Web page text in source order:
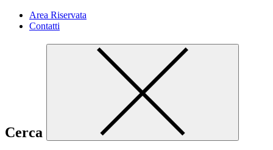
Area Riservata
Contatti
Cerca